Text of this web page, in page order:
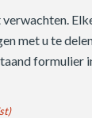
met u te
formulier